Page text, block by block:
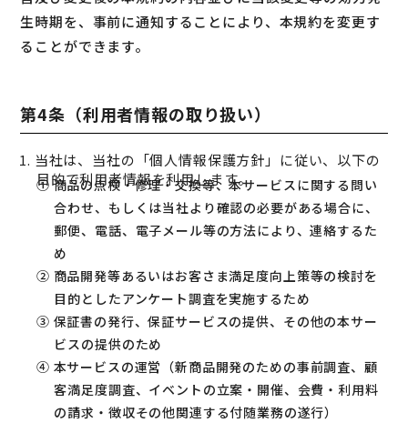
生時期を、事前に通知することにより、本規約を変更す
ることができます。
第4条（利用者情報の取り扱い）
1. 当社は、当社の「個人情報保護方針」に従い、以下の
目的で利用者情報を利用します。
① 商品の点検・修理・交換等、本サービスに関する問い
合わせ、もしくは当社より確認の必要がある場合に、
郵便、電話、電子メール等の方法により、連絡するた
め
② 商品開発等あるいはお客さま満足度向上策等の検討を
目的としたアンケート調査を実施するため
③ 保証書の発行、保証サービスの提供、その他の本サー
ビスの提供のため
④ 本サービスの運営（新商品開発のための事前調査、顧
客満足度調査、イベントの立案・開催、会費・利用料
の請求・徴収その他関連する付随業務の遂行）